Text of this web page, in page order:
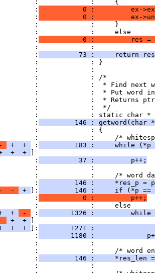
:             :     {
:
0 :         ex-
:
0 :         ex-
:             :     }
:             :     else
:
0 :         res =
:             :
:
73 :     return
:             : }
:             :
:             : /*
:             :  * Find next
:             :  * Put word
:             :  * Returns
:             :  */
:             : static char *
:
146 : getword(char
:             : {
:             :     /*
+ + :
183 :     while (*p
+ +
:
          37 :         p++;
:             :
:             :     /* word
:
146 :     *res_p =
- + ]:
146 :     if (*p ==
:
           0 :         p++;
:             :     else
+ - :
1326 :         while
+ +
+ + ]:
1271 :
:
1180 :
:             :
:             :     /* word
:
146 :     *res_len
:             :